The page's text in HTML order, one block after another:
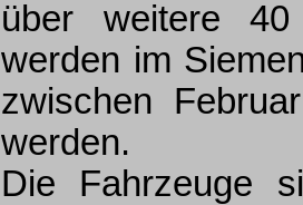
über weitere
werden im
zwischen
werden.
Die Fahrzeuge